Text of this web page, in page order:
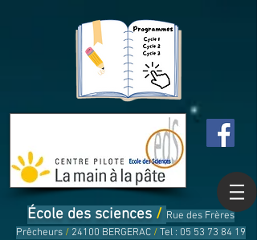
École des sciences / Rue des Frères
Prêcheurs /24100 BERGERAC /Tel : 05 53 73 84 19